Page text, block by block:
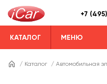
+7
КАТАЛОГ МЕНЮ
/ Каталог / Автомобильная